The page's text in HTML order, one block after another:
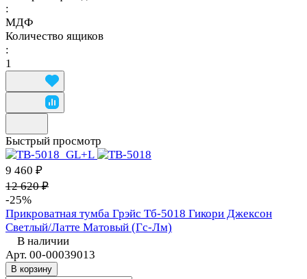
:
МДФ
Количество ящиков
:
1
Быстрый просмотр
9 460 ₽
12 620 ₽
-25%
Прикроватная тумба Грэйс Тб-5018 Гикори Джексон
Светлый/Латте Матовый (Гс-Лм)
В наличии
Арт. 00-00039013
В корзину